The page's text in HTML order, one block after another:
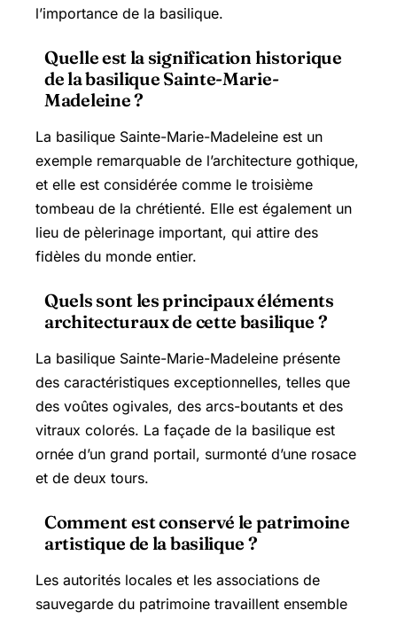
l’importance de la basilique.
Quelle est la signification historique
de la basilique Sainte-Marie-
Madeleine ?
La basilique Sainte-Marie-Madeleine est un
exemple remarquable de l’architecture gothique,
et elle est considérée comme le troisième
tombeau de la chrétienté. Elle est également un
lieu de pèlerinage important, qui attire des
fidèles du monde entier.
Quels sont les principaux éléments
architecturaux de cette basilique ?
La basilique Sainte-Marie-Madeleine présente
des caractéristiques exceptionnelles, telles que
des voûtes ogivales, des arcs-boutants et des
vitraux colorés. La façade de la basilique est
ornée d’un grand portail, surmonté d’une rosace
et de deux tours.
Comment est conservé le patrimoine
artistique de la basilique ?
Les autorités locales et les associations de
sauvegarde du patrimoine travaillent ensemble